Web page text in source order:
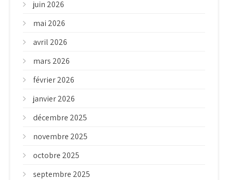
juin 2026
mai 2026
avril 2026
mars 2026
février 2026
janvier 2026
décembre 2025
novembre 2025
octobre 2025
septembre 2025